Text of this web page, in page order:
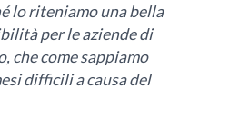
lo riteniamo una bella
per le aziende di
che come sappiamo
difficili a causa del